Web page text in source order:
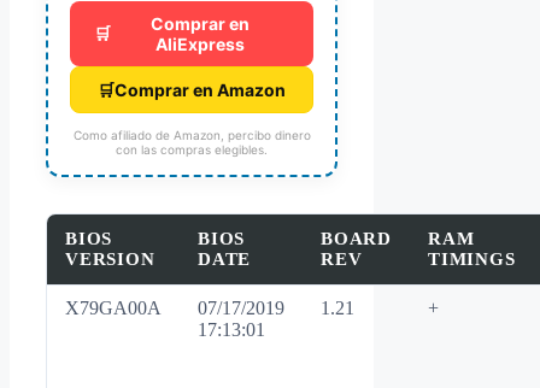
🛒
Comprar en
AliExpress
🛒Comprar en Amazon
Como afiliado de Amazon, percibo dinero
con las compras elegibles.
BIOS
VERSION
BIOS
DATE
BOARD
REV
RAM
TIMINGS
X79GA00A
07/17/2019
17:13:01
1.21 +